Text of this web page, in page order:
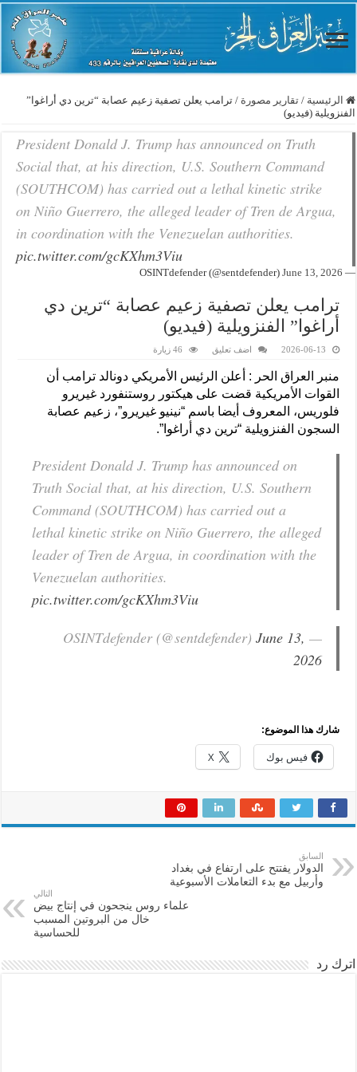
الرئيسية / تقارير مصورة / ترامب يعلن تصفية زعيم عصابة “ترين دي أراغوا”
الفنزويلية (فيديو)
President Donald J. Trump has announced on Truth
Social that, at his direction, U.S. Southern Command
(SOUTHCOM) has carried out a lethal kinetic strike
on Niño Guerrero, the alleged leader of Tren de Argua,
in coordination with the Venezuelan authorities.
pic.twitter.com/gcKXhm3Viu
— OSINTdefender (@sentdefender)
June 13, 2026
ترامب يعلن تصفية زعيم عصابة “ترين دي
أراغوا” الفنزويلية (فيديو)
2026-06-13 اضف تعليق 46 زيارة
منبر العراق الحر : أعلن الرئيس ​الأمريكي دونالد ترامب ‌أن
القوات الأمريكية قضت على هيكتور روستنفورد غيريرو
فلوريس، المعروف ​أيضا باسم “نينيو غيريرو”، زعيم ​عصابة
السجون الفنزويلية “ترين دي ⁠أراغوا”.
President Donald J. Trump has announced on
Truth Social that, at his direction, U.S. Southern
Command (SOUTHCOM) has carried out a
lethal kinetic strike on Niño Guerrero, the alleged
leader of Tren de Argua, in coordination with the
Venezuelan authorities.
pic.twitter.com/gcKXhm3Viu
— OSINTdefender (@sentdefender)
June 13,
2026
شارك هذا الموضوع:
فيس بوك X
السابق
الدولار يفتتح على ارتفاع في بغداد
وأربيل مع بدء التعاملات الأسبوعية
التالي
علماء روس ينجحون في إنتاج بيض
خال من البروتين المسبب
للحساسية
اترك رد